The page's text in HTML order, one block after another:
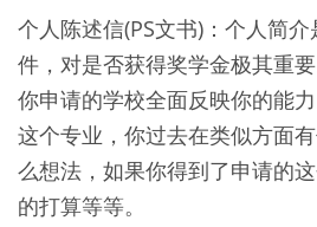
个人陈述信(PS文书)：个人简
件，对是否获得奖学金极其重
你申请的学校全面反映你的能
这个专业，你过去在类似方面
么想法，如果你得到了申请的
的打算等等。